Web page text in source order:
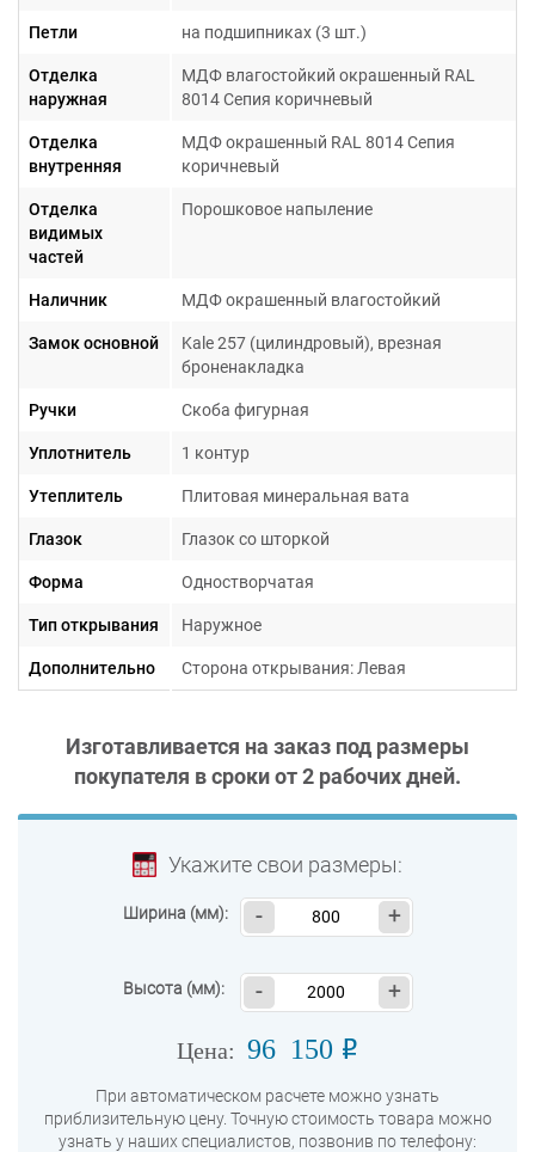
Петли на подшипниках (3 шт.)
Отделка
наружная
МДФ влагостойкий окрашенный RAL
8014 Сепия коричневый
Отделка
внутренняя
МДФ окрашенный RAL 8014 Сепия
коричневый
Отделка
видимых
частей
Порошковое напыление
Наличник МДФ окрашенный влагостойкий
Замок основной
Kale 257 (цилиндровый), врезная
броненакладка
Ручки Скоба фигурная
Уплотнитель 1 контур
Утеплитель Плитовая минеральная вата
Глазок Глазок со шторкой
Форма Одностворчатая
Тип открывания Наружное
Дополнительно Сторона открывания: Левая
Изготавливается на заказ под размеры
покупателя в сроки от2 рабочих дней.
Укажите свои размеры:
Ширина (мм): - +
Высота (мм): - +
Цена: 96 150 o
При автоматическом расчете можно узнать
приблизительную цену. Точную стоимость товара можно
узнать у наших специалистов, позвонив по телефону: